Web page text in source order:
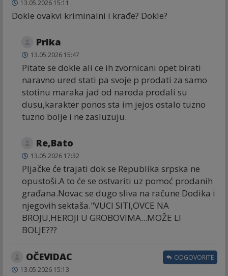
13.05.2026 15:11
Dokle ovakvi kriminalni i krađe? Dokle?
Prika
13.05.2026 15:47
Pitate se dokle ali ce ih zvornicani opet birati
naravno ured stati pa svoje p prodati za samo
stotinu maraka jad od naroda prodali su
dusu,karakter ponos sta im jejos ostalo tuzno
tuzno bolje i ne zasluzuju.
Re,Bato
13.05.2026 17:32
Pljačke će trajati dok se Republika srpska ne
opustoši.A to će se ostvariti uz pomoć prodanih
građana.Novac se dugo sliva na račune Dodika i
njegovih sektaša."VUCI SITI,OVCE NA
BROJU,HEROJI U GROBOVIMA...MOŽE LI
BOLJE???
OČEVIDAC
13.05.2026 15:13
ODGOVORITE